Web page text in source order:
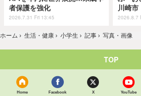
者保護を強化
2026.7.31 Fri 13:45
川崎市
2026.8.7
ホーム › 生活・健康 › 小学生 › 記事 › 写真・画像
TOP
Home Facebook X YouTube